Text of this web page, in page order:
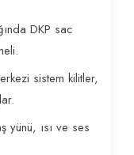
DKP sac
sistem kilitler,
yünü, ısı ve ses